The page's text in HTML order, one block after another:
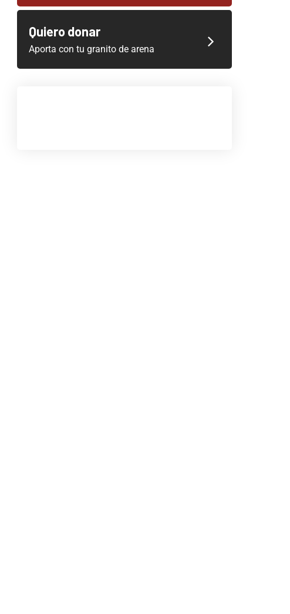
Quiero donar
Aporta con tu granito de arena